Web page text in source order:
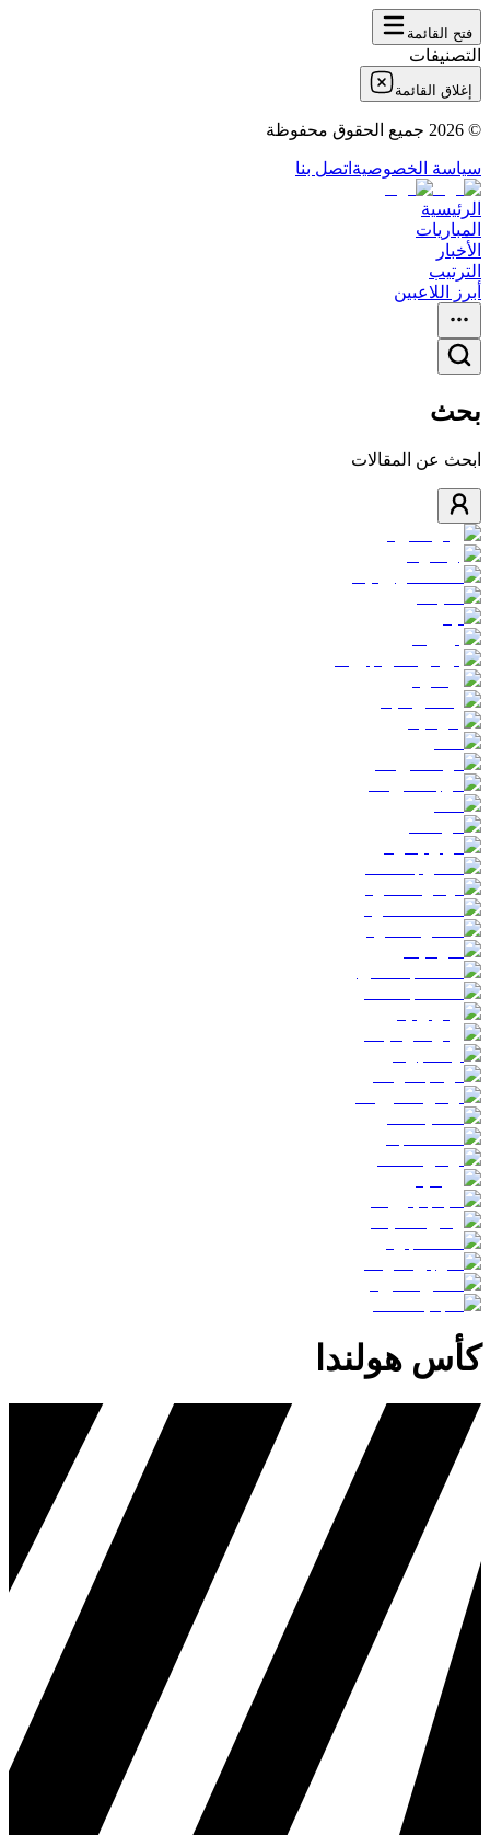
فتح القائمة
التصنيفات
إغلاق القائمة
©
2026 جميع الحقوق محفوظة
سياسة الخصوصية اتصل بنا
الرئيسية
المباريات
الأخبار
الترتيب
أبرز اللاعبين
بحث
ابحث عن المقالات
كأس هولندا